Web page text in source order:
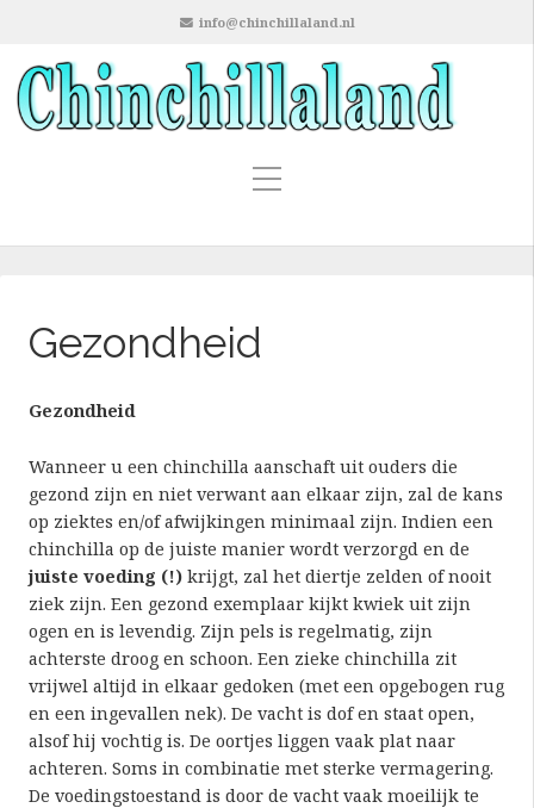
info@chinchillaland.nl
Gezondheid
Gezondheid
Wanneer u een chinchilla aanschaft uit ouders die
gezond zijn en niet verwant aan elkaar zijn, zal de kans
op ziektes en/of afwijkingen minimaal zijn. Indien een
chinchilla op de juiste manier wordt verzorgd en de
juiste voeding (!) krijgt, zal het diertje zelden of nooit
ziek zijn. Een gezond exemplaar kijkt kwiek uit zijn
ogen en is levendig. Zijn pels is regelmatig, zijn
achterste droog en schoon. Een zieke chinchilla zit
vrijwel altijd in elkaar gedoken (met een opgebogen rug
en een ingevallen nek). De vacht is dof en staat open,
alsof hij vochtig is. De oortjes liggen vaak plat naar
achteren. Soms in combinatie met sterke vermagering.
De voedingstoestand is door de vacht vaak moeilijk te